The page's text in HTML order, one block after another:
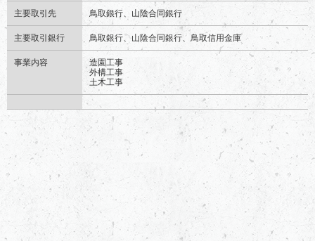
主要取引先 鳥取銀行、山陰合同銀行
主要取引銀行 鳥取銀行、山陰合同銀行、鳥取信用金庫
事業内容
造園工事
外構工事
土木工事